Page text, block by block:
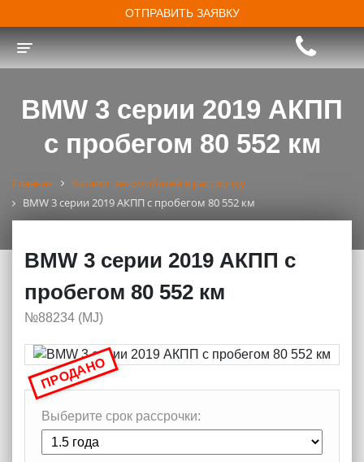
ОТПРАВИТЬ ЗАЯВКУ
BMW 3 серии 2019 АКПП
с пробегом 80 552 км
Главная
Каталог автомобилей в рассрочку
BMW 3 серии 2019 АКПП с пробегом 80 552 км
BMW 3 серии 2019 АКПП с
пробегом 80 552 км
№88234 (МJ)
Выберите срок рассрочки:
ПРОДАНО